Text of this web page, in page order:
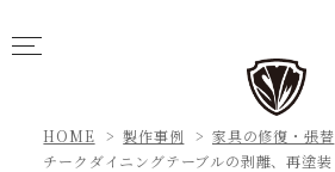
HOME 製作事例
家具の修復・張替
チークダイニングテーブルの剥離、再塗装